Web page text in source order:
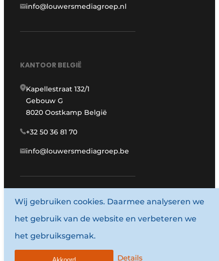
info@louwersmediagroep.nl
KANTOOR BELGIË
Kapellestraat 132/1
Gebouw G
8020 Oostkamp België
+32 50 36 81 70
info@louwersmediagroep.be
www.louwersmediagroep.com
© 1987 - 2026 Louwersmediagroep.
Algemene voorwaarden
Wij gebruiken cookies. Daarmee analyseren we
het gebruik van de website en verbeteren we
het gebruiksgemak.
Details